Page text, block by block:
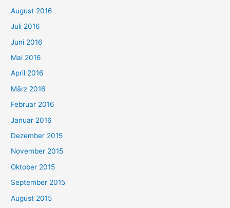
August 2016
Juli 2016
Juni 2016
Mai 2016
April 2016
März 2016
Februar 2016
Januar 2016
Dezember 2015
November 2015
Oktober 2015
September 2015
August 2015